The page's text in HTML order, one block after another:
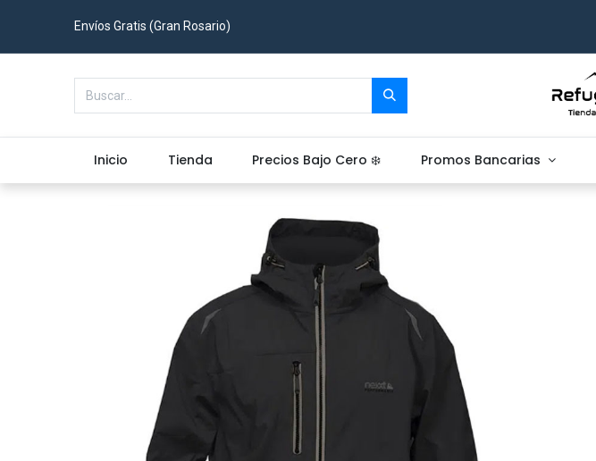
Envíos Gratis (Gran Rosario)
Inicio Tienda Precios Bajo Cero ❄️ Promos Bancarias